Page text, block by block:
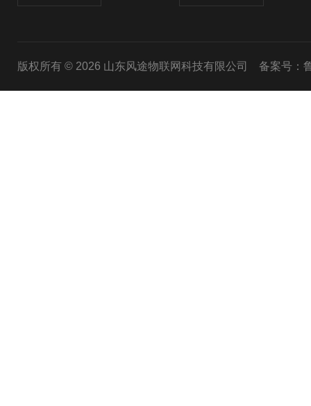
版权所有 © 2026 山东风途物联网科技有限公司 备案号：